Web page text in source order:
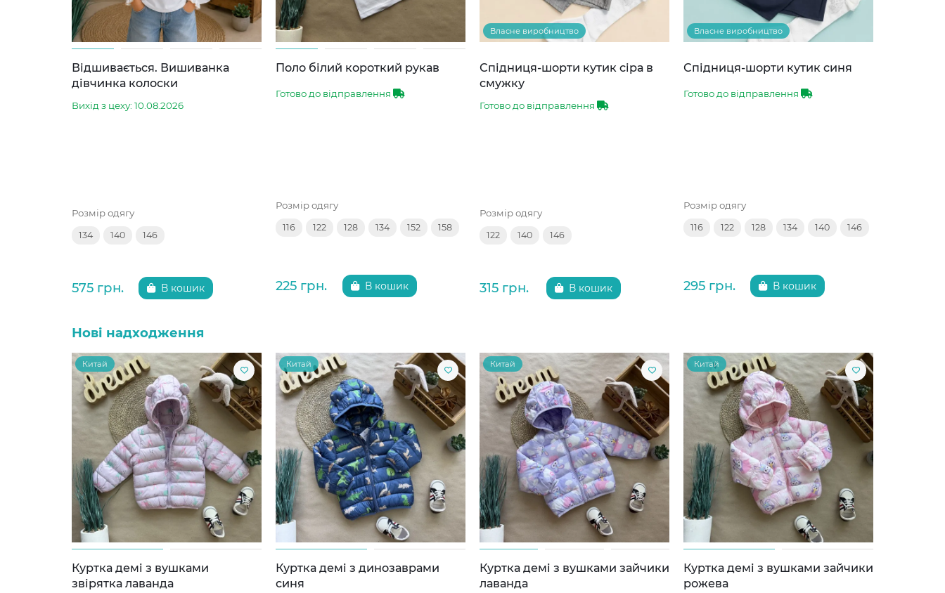
Відшивається. Вишиванка
дівчинка колоски
Вихід з цеху: 10.08.2026
Розмір одягу
134 140 146
575 грн. В кошик
Поло білий короткий рукав
Готово до відправлення
Розмір одягу
116 122 128 134 152 158
225 грн. В кошик
Власне виробництво
Спідниця-шорти кутик сіра в
смужку
Готово до відправлення
Розмір одягу
122 140 146
315 грн. В кошик
Власне виробництво
Спідниця-шорти кутик синя
Готово до відправлення
Розмір одягу
116 122 128 134 140 146
295 грн. В кошик
Нові надходження
Китай
Куртка демі з вушками
звірятка лаванда
Китай
Куртка демі з динозаврами
синя
Китай
Куртка демі з вушками зайчики
лаванда
Китай
Куртка демі з вушками зайчики
рожева